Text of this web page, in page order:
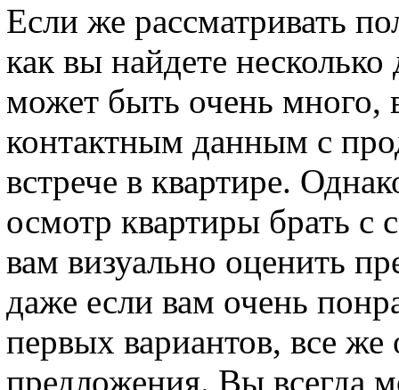
Если же рассматривать
как вы найдете
может быть очень много,
контактным данным с
встрече в квартире.
осмотр квартиры брать с
вам визуально оценить
даже если вам очень
первых вариантов, все
предложения. Вы всегда